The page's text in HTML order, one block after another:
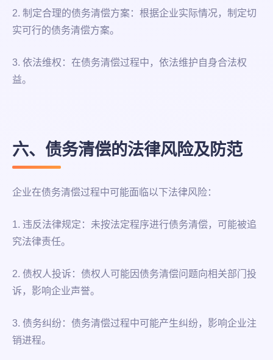
2. 制定合理的债务清偿方案：根据企业实际情况，制定切
实可行的债务清偿方案。
3. 依法维权：在债务清偿过程中，依法维护自身合法权
益。
六、债务清偿的法律风险及防范
企业在债务清偿过程中可能面临以下法律风险：
1. 违反法律规定：未按法定程序进行债务清偿，可能被追
究法律责任。
2. 债权人投诉：债权人可能因债务清偿问题向相关部门投
诉，影响企业声誉。
3. 债务纠纷：债务清偿过程中可能产生纠纷，影响企业注
销进程。